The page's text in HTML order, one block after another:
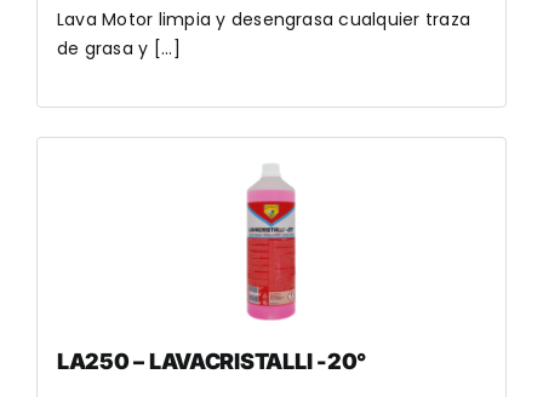
Lava Motor limpia y desengrasa cualquier traza
de grasa y [...]
LA250 – LAVACRISTALLI -20°